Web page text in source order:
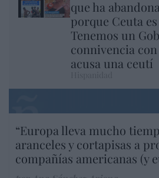
que ha
porque Ceuta
Tenemos un
connivencia
acusa una ceutí
“Europa lleva mucho
aranceles y cortapisas a
compañías americanas (y